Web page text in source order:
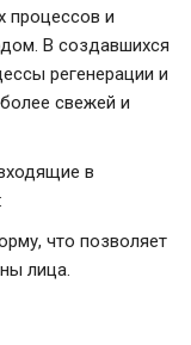
процессов и
В создавшихся
регенерации и
свежей и
в
что позволяет
лица.